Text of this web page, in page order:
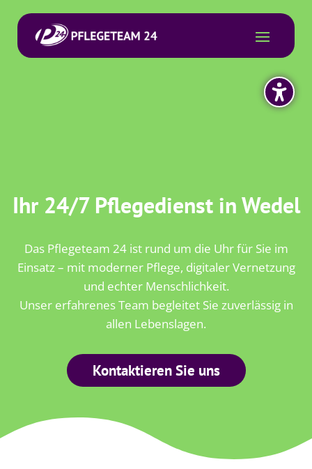
Ihr 24/7 Pflegedienst in Wedel
Das Pflegeteam 24 ist rund um die Uhr für Sie im
Einsatz – mit moderner Pflege, digitaler Vernetzung
und echter Menschlichkeit.
Unser erfahrenes Team begleitet Sie zuverlässig in
allen Lebenslagen.
Kontaktieren Sie uns